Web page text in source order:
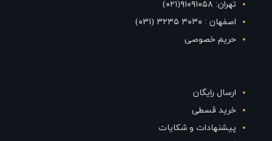
تهران: ۹۱۰۹۱۰۵۸(۰۲۱)
اصفهان : ۳۰۳۰ ۳۲۳۵ (۰۳۱)
حریم خصوصی
ارسال رایگان
خرید قسطی
پیشنهادات و شکایات